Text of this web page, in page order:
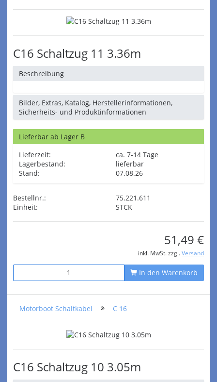
C16 Schaltzug 11 3.36m
Beschreibung
Bilder, Extras, Katalog, Herstellerinformationen,
Sicherheits- und Produktinformationen
Lieferbar ab Lager B
Lieferzeit:
ca. 7-14 Tage
Lagerbestand:
lieferbar
Stand:
07.08.26
Bestellnr.:
75.221.611
Einheit:
STCK
51,49 €
inkl. MwSt. zzgl. Versand
In den Warenkorb
Motorboot Schaltkabel C 16
C16 Schaltzug 10 3.05m